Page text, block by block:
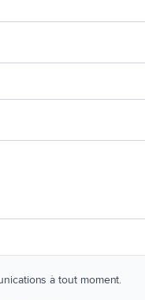
à tout moment.